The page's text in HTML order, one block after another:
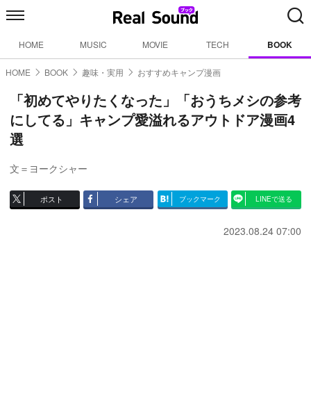
HOME MUSIC MOVIE TECH BOOK
HOME BOOK 趣味・実用 おすすめキャンプ漫画
「初めてやりたくなった」「おうちメシの参考
にしてる」キャンプ愛溢れるアウトドア漫画4
選
文＝ヨークシャー
ポスト シェア ブックマーク LINEで送る
2023.08.24 07:00